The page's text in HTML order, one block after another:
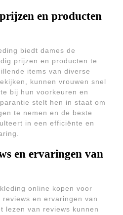
en producten
biedt dames de
prijzen en producten te
items van diverse
kunnen vrouwen snel
bij hun voorkeuren en
stelt hen in staat om
te nemen en de beste
in een efficiënte en
en ervaringen van
online kopen voor
en ervaringen van
lezen van reviews kunnen